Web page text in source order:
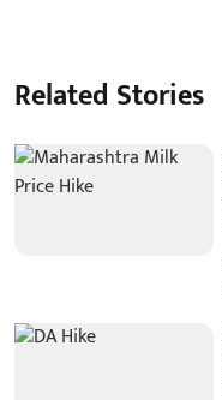
Related Stories